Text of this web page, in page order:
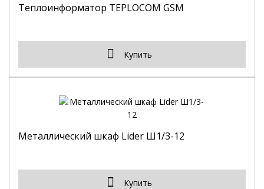
Теплоинформатор TEPLOCOM GSM
Купить
Металлический шкаф Lider Ш1/3-12
Купить